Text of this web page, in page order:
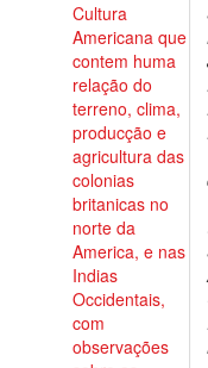
Cultura
Americana que
contem huma
relação do
terreno, clima,
producção e
agricultura das
colonias
britanicas no
norte da
America, e nas
Indias
Occidentais,
com
observações